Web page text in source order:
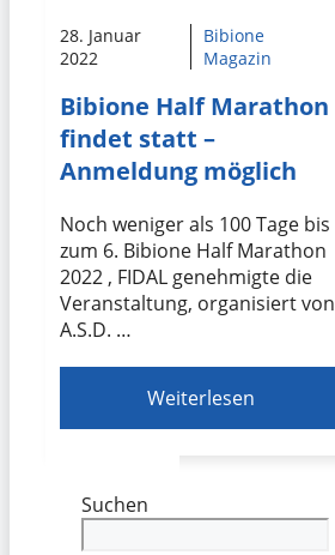
28. Januar
2022
Bibione
Magazin
Bibione Half Marathon
findet statt –
Anmeldung möglich
Noch weniger als 100 Tage bis
zum 6. Bibione Half Marathon
2022 , FIDAL genehmigte die
Veranstaltung, organisiert von
A.S.D. …
Weiterlesen
Suchen